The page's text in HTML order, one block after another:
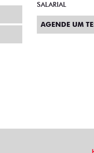
SALARIAL
AGENDE UM